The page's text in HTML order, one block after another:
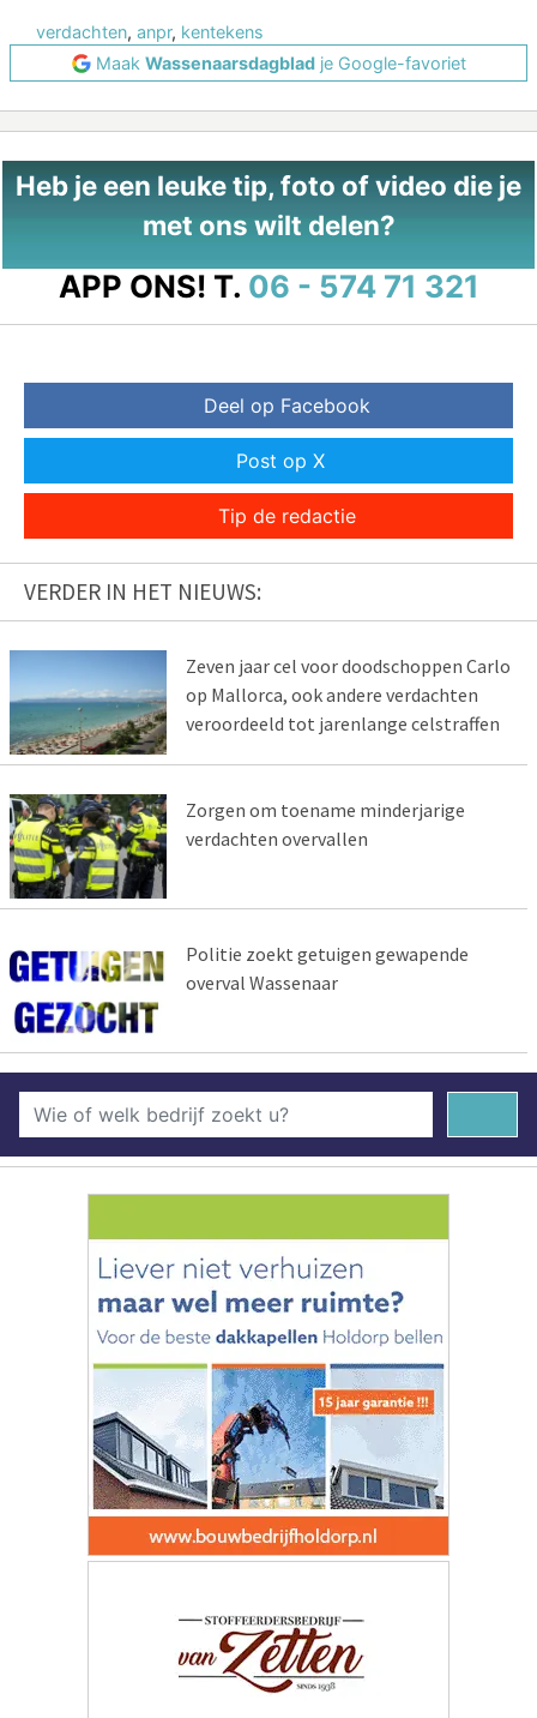
verdachten, anpr, kentekens
Maak Wassenaarsdagbladje Google-favoriet
Heb je een leuke tip, foto of video die je
met ons wilt delen?
APP ONS! T. 06 - 574 71 321
Deel op Facebook
Post op X
Tip de redactie
VERDER IN HET NIEUWS:
Zeven jaar cel voor doodschoppen Carlo
op Mallorca, ook andere verdachten
veroordeeld tot jarenlange celstraffen
Zorgen om toename minderjarige
verdachten overvallen
Politie zoekt getuigen gewapende
overval Wassenaar